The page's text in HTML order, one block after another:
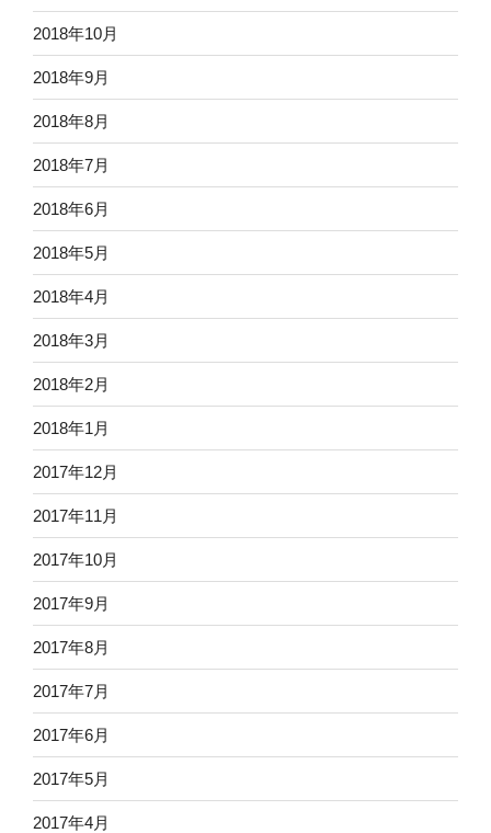
2018年10月
2018年9月
2018年8月
2018年7月
2018年6月
2018年5月
2018年4月
2018年3月
2018年2月
2018年1月
2017年12月
2017年11月
2017年10月
2017年9月
2017年8月
2017年7月
2017年6月
2017年5月
2017年4月